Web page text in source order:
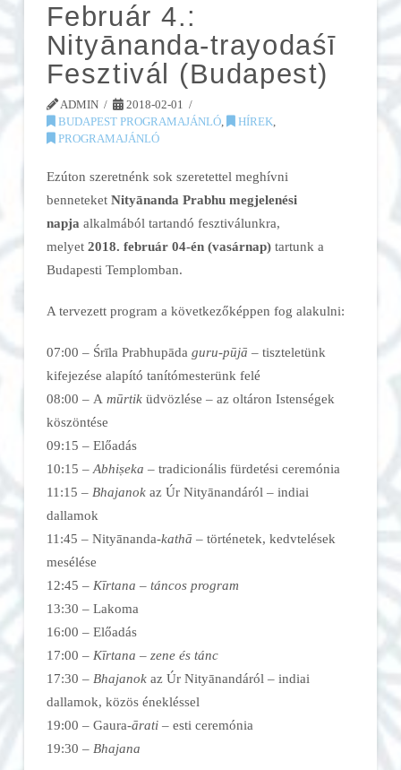
Február 4.:
Nityānanda-trayodaśī
Fesztivál (Budapest)
ADMIN
2018-02-01
BUDAPEST PROGRAMAJÁNLÓ, HÍREK,
PROGRAMAJÁNLÓ
Ezúton szeretnénk sok szeretettel meghívni
benneteket Nityānanda Prabhu megjelenési
napja alkalmából tartandó fesztiválunkra,
melyet 2018. február 04-én (vasárnap)tartunk a
Budapesti Templomban.
A tervezett program a következőképpen fog alakulni:
07:00 – Śrīla Prabhupāda guru-pūjā – tiszteletünk
kifejezése alapító tanítómesterünk felé
08:00 –A mūrtiküdvözlése – az oltáron Istenségek
köszöntése
09:15 –Előadás
10:15 – Abhiṣeka – tradicionális fürdetési ceremónia
11:15 – Bhajanokaz Úr Nityānandáról – indiai
dallamok
11:45 – Nityānanda-kathā – történetek, kedvtelések
mesélése
12:45 – Kīrtana – táncos program
13:30 –Lakoma
16:00 – Előadás
17:00 – Kīrtana – zene és tánc
17:30 – Bhajanokaz Úr Nityānandáról – indiai
dallamok, közös énekléssel
19:00 –Gaura-ārati – esti ceremónia
19:30 – Bhajana